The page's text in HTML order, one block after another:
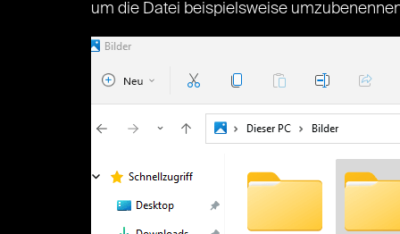
um die Datei beispielsweise